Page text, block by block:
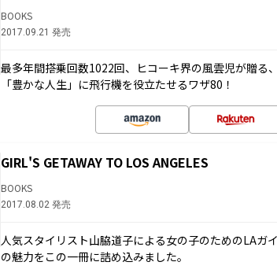
BOOKS
2017.09.21 発売
最多年間搭乗回数1022回、ヒコーキ界の風雲児が贈る
「豊かな人生」に飛行機を役立たせるワザ80！
GIRL'S GETAWAY TO LOS ANGELES
BOOKS
2017.08.02 発売
人気スタイリスト山脇道子による女の子のためのLA
の魅力をこの一冊に詰め込みました。